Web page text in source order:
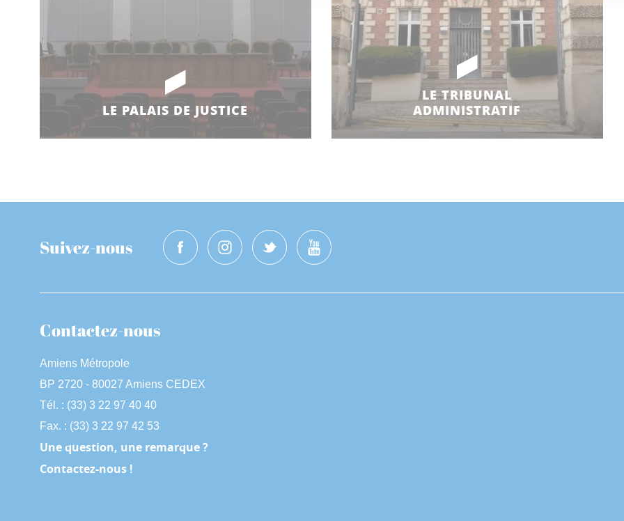
LE PALAIS DE JUSTICE
LE TRIBUNAL
ADMINISTRATIF
Suivez-nous
Contactez-nous
Amiens Métropole
BP 2720 - 80027 Amiens CEDEX
Tél. : (33) 3 22 97 40 40
Fax. : (33) 3 22 97 42 53
Une question, une remarque ?
Contactez-nous !